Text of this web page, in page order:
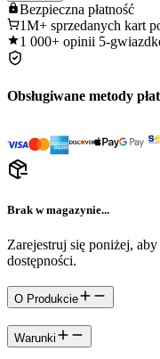
Bezpieczna płatność
1M+ sprzedanych kart
1 000+ opinii 5-
Obsługiwane metody
Brak w magazynie...
Zarejestruj się poniżej,
dostępności.
O Produkcie
Warunki